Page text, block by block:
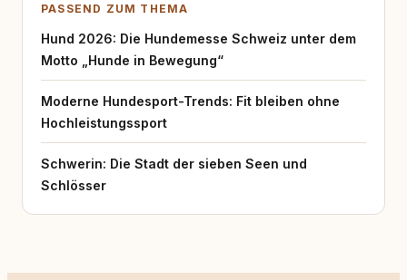
PASSEND ZUM THEMA
Hund 2026: Die Hundemesse Schweiz unter dem
Motto „Hunde in Bewegung“
Moderne Hundesport-Trends: Fit bleiben ohne
Hochleistungssport
Schwerin: Die Stadt der sieben Seen und
Schlösser